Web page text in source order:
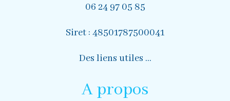
06 24 97 05 85
Siret : 48501787500041
Des liens utiles …
A propos